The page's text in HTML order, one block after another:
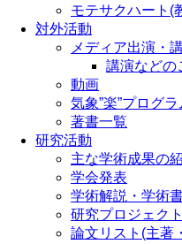
モテサクハート(
対外活動
メディア出演・
講演などの
動画
気象”楽”プログラ
著書一覧
研究活動
主な学術成果の
学会発表
学術解説・学術
研究プロジェクト
論文リスト(主著